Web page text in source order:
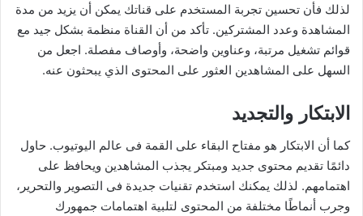
لذلك فأن تحسين تجربة المستخدم على قناتك يمكن أن يزيد من مدة
المشاهدة وعدد المشتركين. تأكد من أن القناة منظمة بشكل جيد مع
قوائم تشغيل مرتبة، وعناوين واضحة، وأوصاف مفصلة. اجعل من
السهل على المشاهدين العثور على المحتوى الذي يبحثون عنه.
الابتكار والتجديد
كما أن الابتكار هو مفتاح البقاء على القمة فى عالم اليوتيوب. حاول
دائمًا تقديم محتوى جديد ومبتكر يجذب المشاهدين ويحافظ على
اهتمامهم. لذلك يمكنك استخدم تقنيات جديدة فى التصوير والتحرير،
وجرب أنماطًا مختلفة من المحتوى لتلبية اهتمامات جمهورك